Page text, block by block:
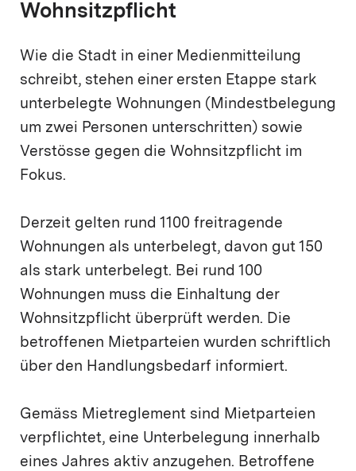
Wohnsitzpflicht
Wie die Stadt in einer Medienmitteilung
schreibt, stehen einer ersten Etappe stark
unterbelegte Wohnungen (Mindestbelegung
um zwei Personen unterschritten) sowie
Verstösse gegen die Wohnsitzpflicht im
Fokus.
Derzeit gelten rund 1100 freitragende
Wohnungen als unterbelegt, davon gut 150
als stark unterbelegt. Bei rund 100
Wohnungen muss die Einhaltung der
Wohnsitzpflicht überprüft werden. Die
betroffenen Mietparteien wurden schriftlich
über den Handlungsbedarf informiert.
Gemäss Mietreglement sind Mietparteien
verpflichtet, eine Unterbelegung innerhalb
eines Jahres aktiv anzugehen. Betroffene